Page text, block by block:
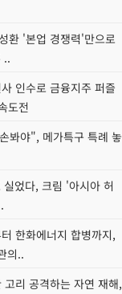
환 '본업 경쟁력'만으로
..
인수로 금융지주 퍼즐
도전
봐야", 메가특구 특례 놓
었다, 크림 '아시아 허
한화에너지 합병까지,
의..
리 공격하는 자연 재해,